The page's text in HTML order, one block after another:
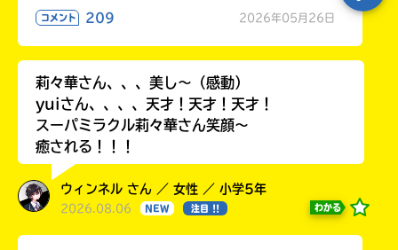
コメント 209 2026年05月26日
莉々華さん、、、美し〜（感動）
yuiさん、、、、天才！天才！天才！
スーパミラクル莉々華さん笑顔〜
癒される！！！
ウィンネル さん ／ 女性 ／ 小学5年
2026.08.06 NEW 注目 !! わかる